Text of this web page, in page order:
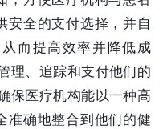
安全的支付选择，并自
而提高效率并降低成
理、追踪和支付他们的
保医疗机构能以一种高
准确地整合到他们的健